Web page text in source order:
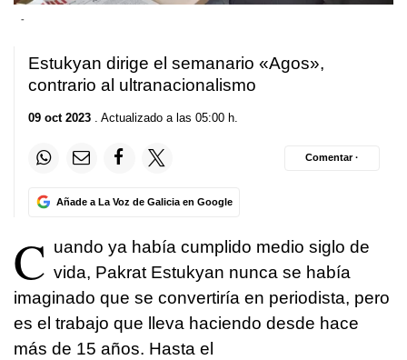
-
Estukyan dirige el semanario «Agos»,
contrario al ultranacionalismo
09 oct 2023 . Actualizado a las 05:00 h.
Añade a La Voz de Galicia en Google
Comentar ·
C uando ya había cumplido medio siglo de
vida, Pakrat Estukyan nunca se había
imaginado que se convertiría en periodista, pero
es el trabajo que lleva haciendo desde hace
más de 15 años. Hasta el